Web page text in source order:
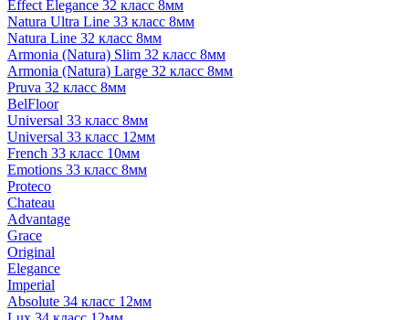
Effect Elegance 32 класс 8мм
Natura Ultra Line 33 класс 8мм
Natura Line 32 класс 8мм
Armonia (Natura) Slim 32 класс 8мм
Armonia (Natura) Large 32 класс 8мм
Pruva 32 класс 8мм
BelFloor
Universal 33 класс 8мм
Universal 33 класс 12мм
French 33 класс 10мм
Emotions 33 класс 8мм
Proteco
Chateau
Advantage
Grace
Original
Elegance
Imperial
Absolute 34 класс 12мм